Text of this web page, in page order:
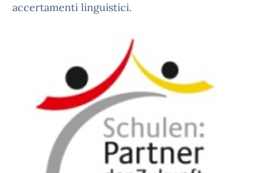
accertamenti linguistici.